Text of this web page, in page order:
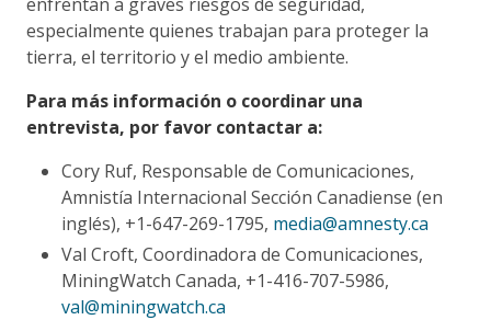
especialmente quienes trabajan para proteger la
tierra, el territorio y el medio ambiente.
Para más información o coordinar una
entrevista, por favor contactar a:
Cory Ruf, Responsable de Comunicaciones,
Amnistía Internacional Sección Canadiense (en
inglés), +1-647-269-1795, media@amnesty.ca
Val Croft, Coordinadora de Comunicaciones,
MiningWatch Canada, +1-416-707-5986,
val@miningwatch.ca